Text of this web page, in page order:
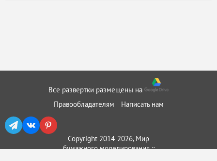
Все развертки размещены на
Правообладателям
Написать нам
Copyright 2014-2026, Мир
бумажного моделирования ::